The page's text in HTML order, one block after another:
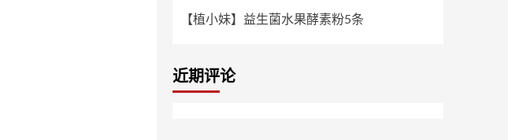
【植小妹】益生菌水果酵素粉5条
近期评论